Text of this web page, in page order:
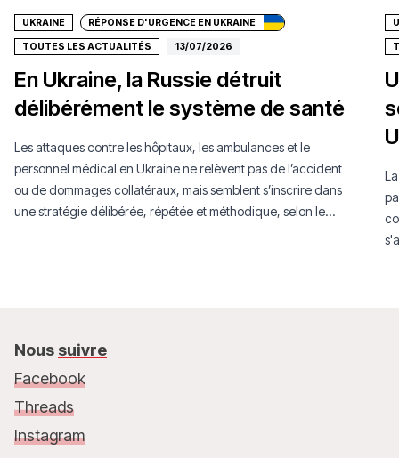
UKRAINE RÉPONSE D'URGENCE EN UKRAINE
TOUTES LES ACTUALITÉS 13/07/2026
En Ukraine, la Russie détruit
délibérément le système de santé
Les attaques contre les hôpitaux, les ambulances et le
personnel médical en Ukraine ne relèvent pas de l’accident
ou de dommages collatéraux, mais semblent s’inscrire dans
une stratégie délibérée, répétée et méthodique, selon le
Nous suivre
Facebook
Threads
Instagram